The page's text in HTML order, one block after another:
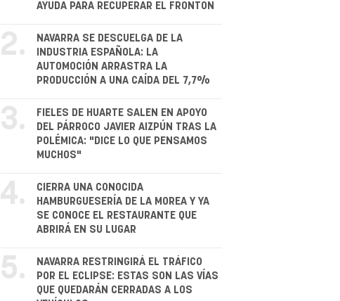
AYUDA PARA RECUPERAR EL FRONTÓN
2.
NAVARRA SE DESCUELGA DE LA
INDUSTRIA ESPAÑOLA: LA
AUTOMOCIÓN ARRASTRA LA
PRODUCCIÓN A UNA CAÍDA DEL 7,7%
3.
FIELES DE HUARTE SALEN EN APOYO
DEL PÁRROCO JAVIER AIZPÚN TRAS LA
POLÉMICA: "DICE LO QUE PENSAMOS
MUCHOS"
4.
CIERRA UNA CONOCIDA
HAMBURGUESERÍA DE LA MOREA Y YA
SE CONOCE EL RESTAURANTE QUE
ABRIRÁ EN SU LUGAR
5.
NAVARRA RESTRINGIRÁ EL TRÁFICO
POR EL ECLIPSE: ESTAS SON LAS VÍAS
QUE QUEDARÁN CERRADAS A LOS